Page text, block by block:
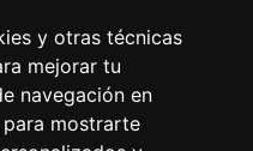
y otras técnicas
mejorar tu
navegación en
mostrarte
de uso